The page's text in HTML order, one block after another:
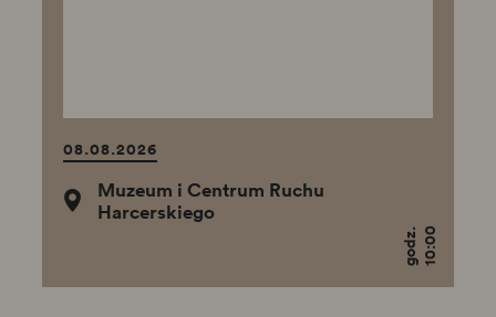
08.08.2026
Muzeum i Centrum Ruchu
Harcerskiego
godz. 10:00